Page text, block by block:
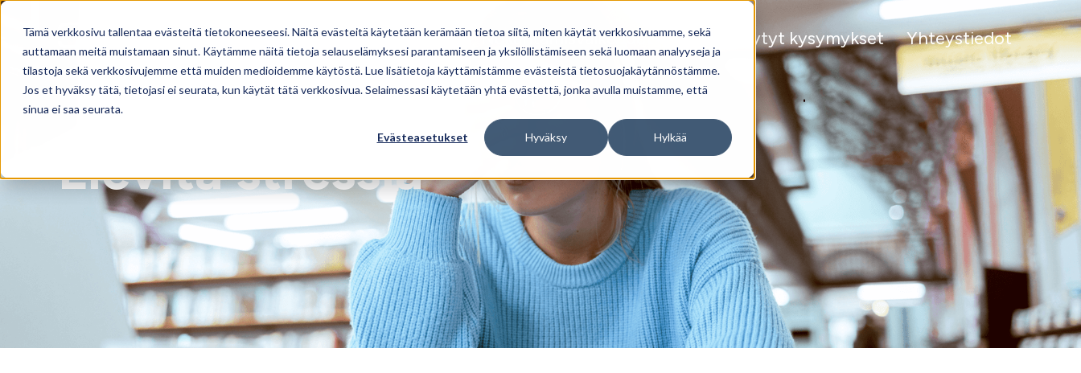
Tämä verkkosivu tallentaa evästeitä tietokoneeseesi. Näitä evästeitä käytetään kerämään tietoa siitä, miten käytät verkkosivuamme, sekä
auttamaan meitä muistamaan sinut. Käytämme näitä tietoja selauselämyksesi parantamiseen ja yksilöllistämiseen sekä luomaan analyyseja ja
tilastoja sekä verkkosivujemme että muiden medioidemme käytöstä. Lue lisätietoja käyttämistämme evästeistä tietosuojakäytännöstämme.
Jos et hyväksy tätä, tietojasi ei seurata, kun käytät tätä verkkosivua. Selaimessasi käytetään yhtä evästettä, jonka avulla muistamme, että
sinua ei saa seurata.
Evästeasetukset Hyväksy Hylkää
Skip to main content
Stressi Nukahtamisvaikeudet Usein kysytyt kysymykset Yhteystiedot
Lievitä stressiä